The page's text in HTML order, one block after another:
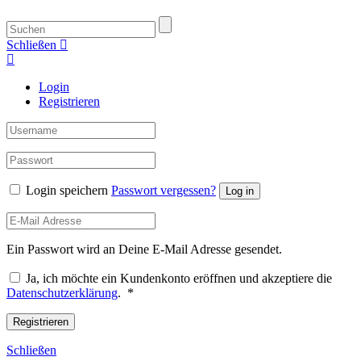
Schließen
Login
Registrieren
Login speichern Passwort vergessen? Log in
Ein Passwort wird an Deine E-Mail Adresse gesendet.
Ja, ich möchte ein Kundenkonto eröffnen und akzeptiere die
Datenschutzerklärung. *
Registrieren
Schließen